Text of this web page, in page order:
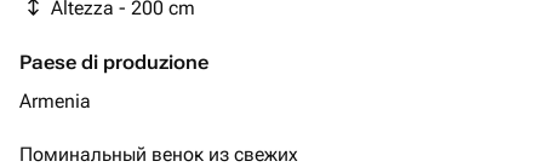
Altezza - 200 cm
Paese di produzione
Armenia
Поминальный венок из свежих